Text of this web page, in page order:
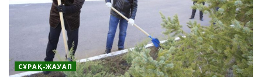
СҰРАҚ-ЖАУАП